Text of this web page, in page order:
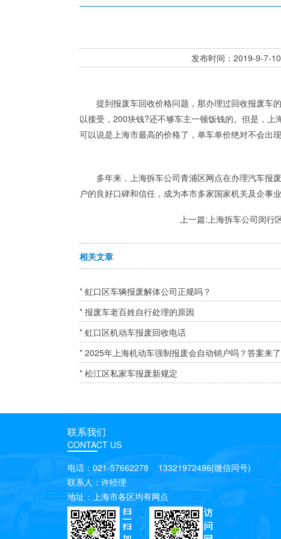
发布时间：2019-9-7-
提到报废车回收价格问题，那办理过回收报废车的
以接受，200块钱?还不够车主一顿饭钱的。但是，
可以说是上海市最高的价格了，单车单价绝对不会出
多年来，上海拆车公司青浦区网点在办理汽车报废
户的良好口碑和信任，成为本市多家国家机关及企事
上一篇:上海拆车公司闵行
相关文章
* 虹口区车辆报废解体公司正规吗？
* 报废车老百姓自行处理的原因
* 虹口区机动车报废回收电话
* 2025年上海机动车强制报废会自动销户吗？答案来了
* 松江区私家车报废新规定
联系我们
CONTACT US
电话：021-57662278 13321972496(微信同号)
联系人：许经理
地址：上海市各区均有网点